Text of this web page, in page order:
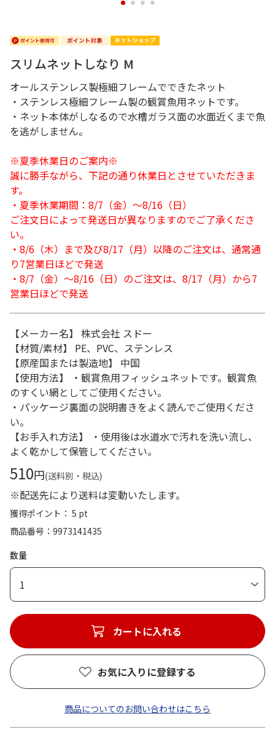
1 2 3 4
スリムネットしなり M
オールステンレス製極細フレームでできたネット
・ステンレス極細フレーム製の観賞魚用ネットです。
・ネット本体がしなるので水槽ガラス面の水面近くまで魚
を逃がしません。
※夏季休業日のご案内※
誠に勝手ながら、下記の通り休業日とさせていただきま
す。
・夏季休業期間：8/7（金）～8/16（日）
ご注文日によって発送日が異なりますのでご了承くださ
い。
・8/6（木）まで及び8/17（月）以降のご注文は、通常通
り7営業日ほどで発送
・8/7（金）～8/16（日）のご注文は、8/17（月）から7
営業日ほどで発送
【メーカー名】 株式会社 スドー
【材質/素材】 PE、PVC、ステンレス
【原産国または製造地】 中国
【使用方法】 ・観賞魚用フィッシュネットです。観賞魚
のすくい網としてご使用ください。
・パッケージ裏面の説明書きをよく読んでご使用くださ
い。
【お手入れ方法】 ・使用後は水道水で汚れを洗い流し、
よく乾かして保管してください。
510円(送料別・税込)
※配送先により送料は変動いたします。
獲得ポイント： 5 pt
商品番号
9973141435
数量
1
カートに入れる
お気に入りに登録する
商品についてのお問い合わせはこちら